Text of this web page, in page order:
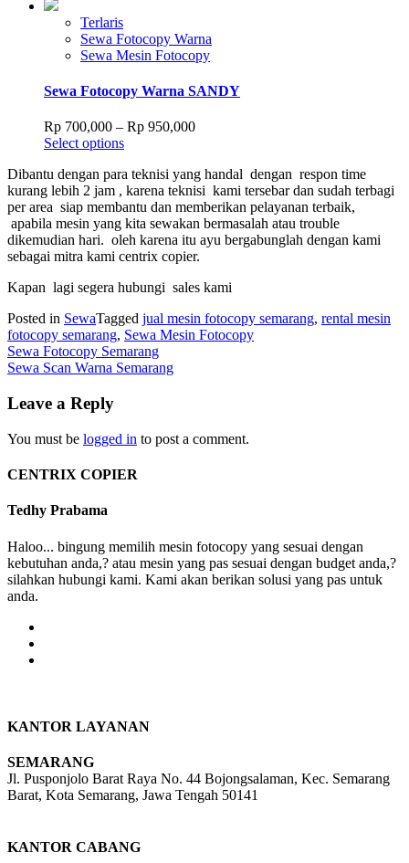
multiple
variants.
options
may
be
chosen
on
the
product
page
Terlaris
Sewa Fotocopy Warna
Sewa Mesin Fotocopy
Sewa Fotocopy Warna SANDY
Rp 700,000 – Rp 950,000Price
through
Rp 950,000
Select optionsThis
has
multiple
variants.
The
options
may
chosen
the
product
page
Dibantu dengan para teknisi yang handal dengan respon time
kurang lebih 2 jam , karena teknisi kami tersebar dan sudah terbagi
per area siap membantu dan memberikan pelayanan terbaik,
apabila mesin yang kita sewakan bermasalah atau trouble
dikemudian hari. oleh karena itu ayu bergabunglah dengan kami
sebagai mitra kami centrix copier.
Kapan lagi segera hubungi sales kami
Posted in SewaTagged jual mesin fotocopy semarang, rental mesin
fotocopy semarang, Sewa Mesin Fotocopy
Post
navigation
Sewa Fotocopy Semarang
Sewa Scan Warna Semarang
Leave a Reply
You must be logged in to post a comment.
CENTRIX COPIER
Tedhy Prabama
Haloo... bingung memilih mesin fotocopy yang sesuai dengan
kebutuhan anda,? atau mesin yang pas sesuai dengan budget anda,?
silahkan hubungi kami. Kami akan berikan solusi yang pas untuk
anda.
KANTOR LAYANAN
SEMARANG
Jl. Pusponjolo Barat Raya No. 44 Bojongsalaman, Kec. Semarang
Barat, Kota Semarang, Jawa Tengah 50141
KANTOR CABANG